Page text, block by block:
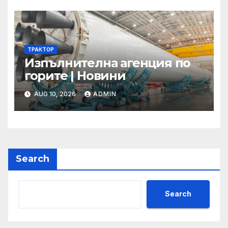
ТРАКТОР
Изпълнителна агенция по
горите | Новини
AUG 10, 2026 ADMIN
Search
Search